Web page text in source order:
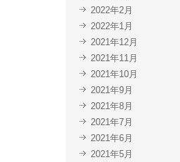
2022年2月
2022年1月
2021年12月
2021年11月
2021年10月
2021年9月
2021年8月
2021年7月
2021年6月
2021年5月